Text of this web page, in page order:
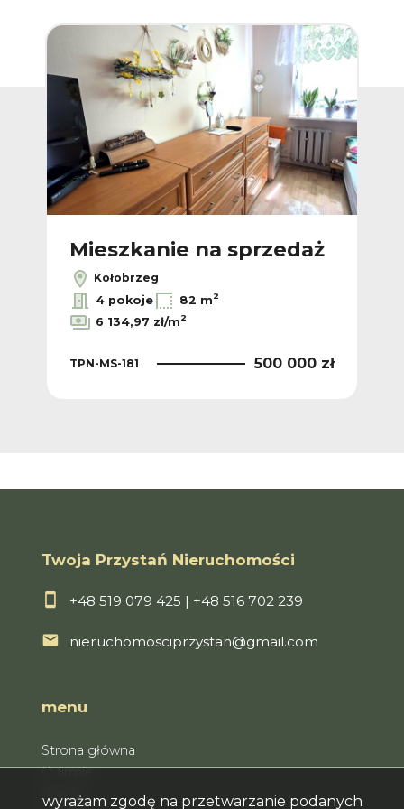
Dodaj do ulubionych Dodaj do
Mieszkanie na sprzedaż
Kołobrzeg
4 pokoje
82 m2
6 134,97 zł/m2
TPN-MS-181 500 000 zł
Twoja Przystań Nieruchomości
+48 519 079 425 | +48 516 702 239
nieruchomosciprzystan@gmail.com
menu
Strona główna
O firmie
Oferty
wyrażam zgodę na przetwarzanie podanych